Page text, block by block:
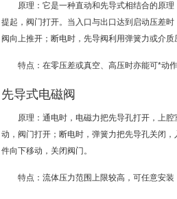
原理：它是一种直动和先导式相结合的原
提起，阀门打开。当入口与出口达到启动压差
阀向上推开；断电时，先导阀利用弹簧力或介
特点：在零压差或真空、高压时亦能可*动
先导式电磁阀
原理：通电时，电磁力把先导孔打开，上
动，阀门打开；断电时，弹簧力把先导孔关闭
件向下移动，关闭阀门。
特点：流体压力范围上限较高，可任意安装